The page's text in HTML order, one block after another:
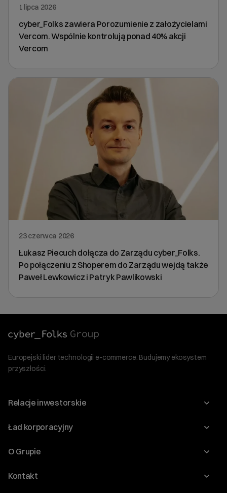
1 lipca 2026
cyber_Folks zawiera Porozumienie z założycielami
Vercom. Wspólnie kontrolują ponad 40% akcji
Vercom
23 czerwca 2026
Łukasz Piecuch dołącza do Zarządu cyber_Folks.
Po połączeniu z Shoperem do Zarządu wejdą także
Paweł Lewkowicz i Patryk Pawlikowski
Europejski lider technologii e-commerce. Budujemy ekosystem
przyszłości.
Relacje inwestorskie
Raporty
Ład korporacyjny
Walne Zgromadzenia
O Grupie
O Spółce
Kontakt